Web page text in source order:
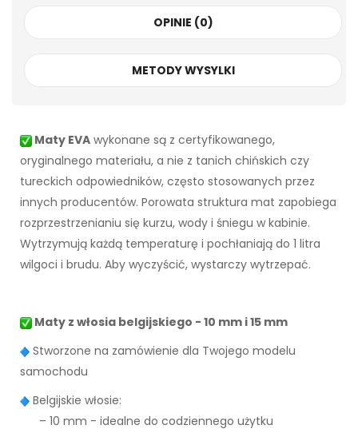
OPINIE (0)
METODY WYSYLKI
Maty EVA wykonane są z certyfikowanego,
oryginalnego materiału, a nie z tanich chińskich czy
tureckich odpowiedników, często stosowanych przez
innych producentów. Porowata struktura mat zapobiega
rozprzestrzenianiu się kurzu, wody i śniegu w kabinie.
Wytrzymują każdą temperaturę i pochłaniają do 1 litra
wilgoci i brudu. Aby wyczyścić, wystarczy wytrzepać.
Maty z włosia belgijskiego - 10 mm i 15 mm
Stworzone na zamówienie dla Twojego modelu
samochodu
Belgijskie włosie:
– 10 mm - idealne do codziennego użytku